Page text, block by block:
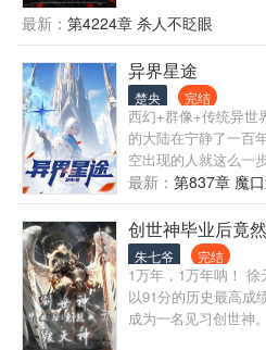
的力量，开启新的征程
为掩饰，拨弄风云，
最新： 第4224章 杀人不眨眼
异界星途
楚央 完结
西幻+群像+传统异世
的大陆在宁静了一百
空出现的人就这么一
穿越了百年的冒险将
程。
最新： 第837章 魔
创世神毕业后竟
朱七爷 完结
1万年，1万年呐！
以91分的历史最高成
成为一名见习创世神